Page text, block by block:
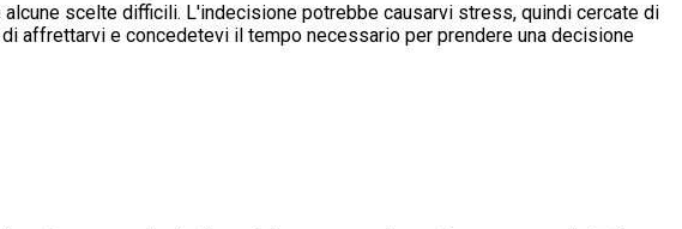
scelte difficili. L'indecisione potrebbe causarvi stress, quindi cercate di
affrettarvi e concedetevi il tempo necessario per prendere una decisione